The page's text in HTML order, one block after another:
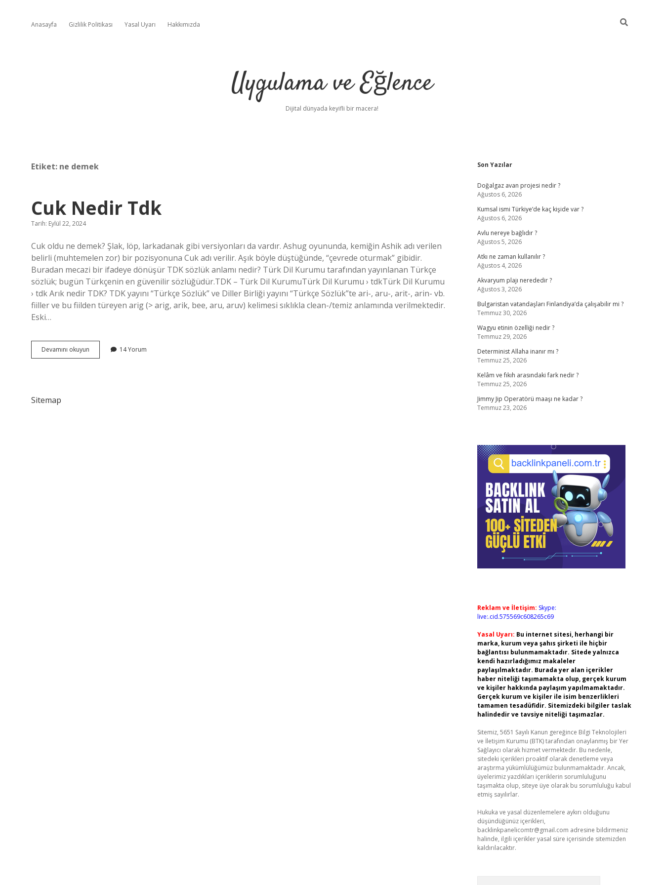
Anasayfa Gizlilik Politikası Yasal Uyarı Hakkımızda
Uygulama ve Eğlence
Dijital dünyada keyifli bir macera!
Etiket: ne demek
Cuk Nedir Tdk
Tarih: Eylül 22, 2024
Cuk oldu ne demek? Şlak, löp, larkadanak gibi versiyonları da vardır. Ashug oyununda, kemiğin Ashik adı verilen
belirli (muhtemelen zor) bir pozisyonuna Cuk adı verilir. Aşık böyle düştüğünde, “çevrede oturmak” gibidir.
Buradan mecazi bir ifadeye dönüşür TDK sözlük anlamı nedir? Türk Dil Kurumu tarafından yayınlanan Türkçe
sözlük; bugün Türkçenin en güvenilir sözlüğüdür.TDK – Türk Dil KurumuTürk Dil Kurumu › tdkTürk Dil Kurumu
› tdk Arık nedir TDK? TDK yayını “Türkçe Sözlük” ve Diller Birliği yayını “Türkçe Sözlük”te ari-, aru-, arit-, arin- vb.
fiiller ve bu fiilden türeyen arig (> arig, arik, bee, aru, aruv) kelimesi sıklıkla clean-/temiz anlamında verilmektedir.
Eski…
Devamını okuyun
Nedir
14 Yorum
Sitemap
Sidebar
Son Yazılar
Doğalgaz avan projesi nedir ?
Ağustos 6, 2026
Kumsal ismi Türkiye’de kaç kişide var ?
Ağustos 6, 2026
Avlu nereye bağlıdır ?
Ağustos 5, 2026
Atkı ne zaman kullanılır ?
Ağustos 4, 2026
Akvaryum plajı nerededir ?
Ağustos 3, 2026
Bulgaristan vatandaşları Finlandiya’da çalışabilir mi ?
Temmuz 30, 2026
Wagyu etinin özelliği nedir ?
Temmuz 29, 2026
Determinist Allaha inanır mı ?
Temmuz 25, 2026
Kelâm ve fıkıh arasındaki fark nedir ?
Temmuz 25, 2026
Jimmy Jip Operatörü maaşı ne kadar ?
Temmuz 23, 2026
Reklam ve İletişim: Skype:
live:.cid.575569c608265c69
Yasal Uyarı: Bu internet sitesi, herhangi bir
marka, kurum veya şahıs şirketi ile hiçbir
bağlantısı bulunmamaktadır. Sitede yalnızca
kendi hazırladığımız makaleler
paylaşılmaktadır. Burada yer alan içerikler
haber niteliği taşımamakta olup, gerçek kurum
ve kişiler hakkında paylaşım yapılmamaktadır.
Gerçek kurum ve kişiler ile isim benzerlikleri
tamamen tesadüfidir. Sitemizdeki bilgiler taslak
halindedir ve tavsiye niteliği taşımazlar.
Sitemiz, 5651 Sayılı Kanun gereğince Bilgi Teknolojileri
ve İletişim Kurumu (BTK) tarafından onaylanmış bir Yer
Sağlayıcı olarak hizmet vermektedir. Bu nedenle,
sitedeki içerikleri proaktif olarak denetleme veya
araştırma yükümlülüğümüz bulunmamaktadır. Ancak,
üyelerimiz yazdıkları içeriklerin sorumluluğunu
taşımakta olup, siteye üye olarak bu sorumluluğu kabul
etmiş sayılırlar.
Hukuka ve yasal düzenlemelere aykırı olduğunu
düşündüğünüz içerikleri,
backlinkpanelicomtr@gmail.com adresine bildirmeniz
halinde, ilgili içerikler yasal süre içerisinde sitemizden
kaldırılacaktır.